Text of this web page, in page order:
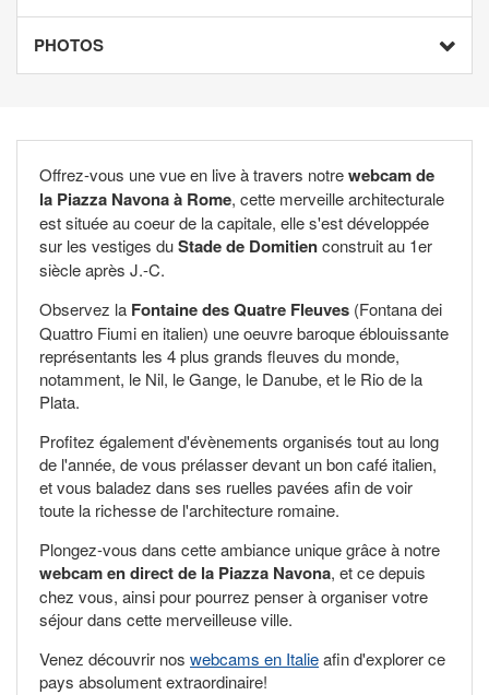
PHOTOS
Offrez-vous une vue en live à travers notrewebcam de
la Piazza Navona à Rome, cette merveille architecturale
est située au coeur de la capitale, elle s'est développée
sur les vestiges duStade de Domitienconstruit au 1er
siècle après J.-C.
Observez la Fontaine des Quatre Fleuves (Fontana dei
Quattro Fiumi en italien) une oeuvre baroque éblouissante
représentants les 4 plus grands fleuves du monde,
notamment, le Nil, le Gange, le Danube, et le Rio de la
Plata.
Profitez également d'évènements organisés tout au long
de l'année, de vous prélasser devant un bon café italien,
et vous baladez dans ses ruelles pavées afin de voir
toute la richesse de l'architecture romaine.
Plongez-vous dans cette ambiance unique grâce à notre
webcam en direct de la Piazza Navona, et ce depuis
chez vous, ainsi pour pourrez penser à organiser votre
séjour dans cette merveilleuse ville.
Venez découvrir nos webcams en Italieafin d'explorer ce
pays absolument extraordinaire!